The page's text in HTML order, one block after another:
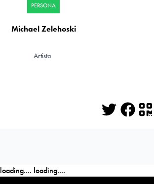
PERSONA
Michael Zelehoski
Artista
Twitter
loading.... loading....